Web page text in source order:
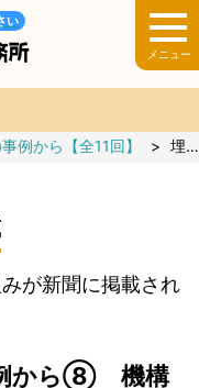
い
例から【全11回】 > 埋もれた年金 本県の事例から⑧ 機構からのお知らせ 放置せず相談、調査
が新聞に掲載され
から⑧ 機構